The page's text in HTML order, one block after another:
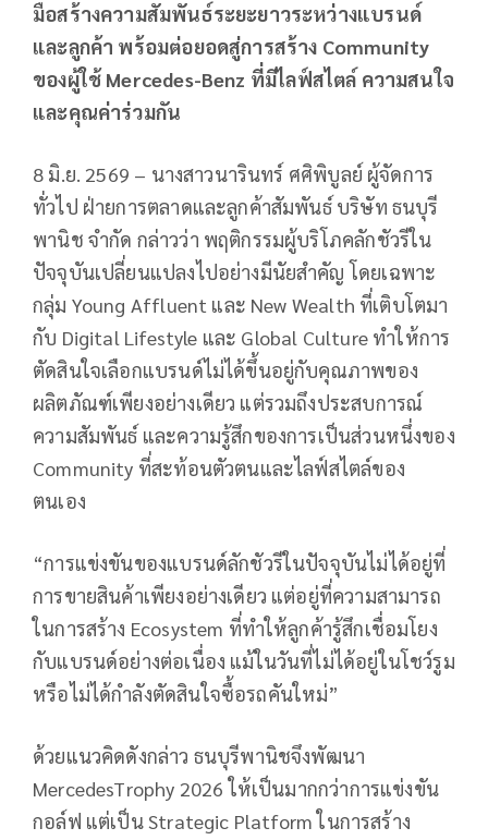
มือสร้างความสัมพันธ์ระยะยาวระหว่างแบรนด์
และลูกค้า พร้อมต่อยอดสู่การสร้าง Community
ของผู้ใช้ Mercedes-Benz ที่มีไลฟ์สไตล์ ความสนใจ
และคุณค่าร่วมกัน
8 มิ.ย. 2569 – นางสาวนารินทร์ ศศิพิบูลย์ ผู้จัดการ
ทั่วไป ฝ่ายการตลาดและลูกค้าสัมพันธ์ บริษัท ธนบุรี
พานิช จำกัด กล่าวว่า พฤติกรรมผู้บริโภคลักชัวรีใน
ปัจจุบันเปลี่ยนแปลงไปอย่างมีนัยสำคัญ โดยเฉพาะ
กลุ่ม Young Affluent และ New Wealth ที่เติบโตมา
กับ Digital Lifestyle และ Global Culture ทำให้การ
ตัดสินใจเลือกแบรนด์ไม่ได้ขึ้นอยู่กับคุณภาพของ
ผลิตภัณฑ์เพียงอย่างเดียว แต่รวมถึงประสบการณ์
ความสัมพันธ์ และความรู้สึกของการเป็นส่วนหนึ่งของ
Community ที่สะท้อนตัวตนและไลฟ์สไตล์ของ
ตนเอง
“การแข่งขันของแบรนด์ลักชัวรีในปัจจุบันไม่ได้อยู่ที่
การขายสินค้าเพียงอย่างเดียว แต่อยู่ที่ความสามารถ
ในการสร้าง Ecosystem ที่ทำให้ลูกค้ารู้สึกเชื่อมโยง
กับแบรนด์อย่างต่อเนื่อง แม้ในวันที่ไม่ได้อยู่ในโชว์รูม
หรือไม่ได้กำลังตัดสินใจซื้อรถคันใหม่”
ด้วยแนวคิดดังกล่าว ธนบุรีพานิชจึงพัฒนา
MercedesTrophy 2026 ให้เป็นมากกว่าการแข่งขัน
กอล์ฟ แต่เป็น Strategic Platform ในการสร้าง